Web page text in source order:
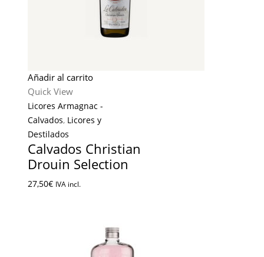
Añadir al carrito
Quick View
Licores Armagnac -
Calvados, Licores y
Destilados
Calvados Christian
Drouin Selection
27,50€ IVA incl.